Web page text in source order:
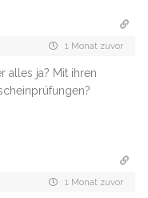
1 Monat zuvor
alles ja? Mit ihren
1 Monat zuvor